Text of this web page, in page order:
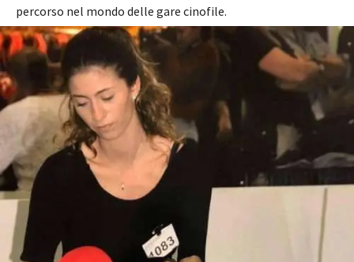
percorso nel mondo delle gare cinofile.